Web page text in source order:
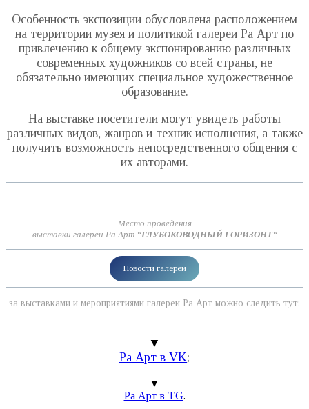
Особенность экспозиции обусловлена расположением
на территории музея и политикой галереи Ра Арт по
привлечению к общему экспонированию различных
современных художников со всей страны, не
обязательно имеющих специальное художественное
образование.
На выставке посетители могут увидеть работы
различных видов, жанров и техник исполнения, а также
получить возможность непосредственного общения с
их авторами.
Место проведения
выставки галереи Ра Арт “ГЛУБОКОВОДНЫЙ ГОРИЗОНТ“
Новости галереи
за выставками и мероприятиями галереи Ра Арт можно следить тут:
▼
Ра Арт в VK;
▼
Ра Арт в TG.